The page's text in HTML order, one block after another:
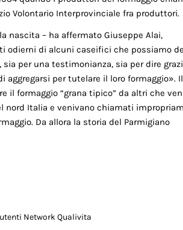
Volontario Interprovinciale fra produttori.
nascita – ha affermato Giuseppe Alai,
odierni di alcuni caseifici che possiamo
per una testimonianza, sia per dire
aggregarsi per tutelare il loro formaggio». Il
il formaggio “grana tipico” da altri che
nord Italia e venivano chiamati
Da allora la storia del Parmigiano
Network Qualivita